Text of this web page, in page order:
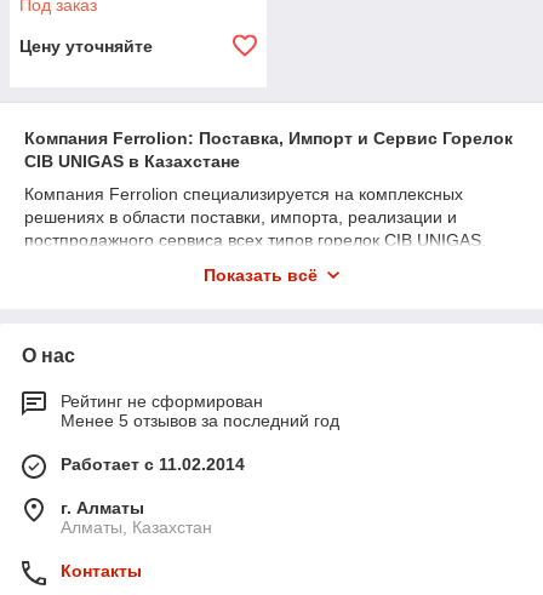
Под заказ
Цену уточняйте
Компания Ferrolion: Поставка, Импорт и Сервис Горелок
CIB UNIGAS в Казахстане
Компания Ferrolion специализируется на комплексных
решениях в области поставки, импорта, реализации и
постпродажного сервиса всех типов горелок CIB UNIGAS,
высококачественное оборудование, соответствующее
до установки и последующего обслуживания.
Наш ассортимент включает горелки с низкими выбросами
NOx, энергоэффективные промышленные горелки, горелки
для отопительных систем, а также решения для крупных
промышленных объектов. Мы работаем на территории
Казахстана, гарантируя надежное и оперативное
обслуживание, адаптированное под локальные условия
эксплуатации.
Основные направления нашей деятельности:
Показать всё
О нас
Рейтинг не сформирован
Менее 5 отзывов за последний год
Работает с 11.02.2014
г. Алматы
Алматы, Казахстан
Контакты